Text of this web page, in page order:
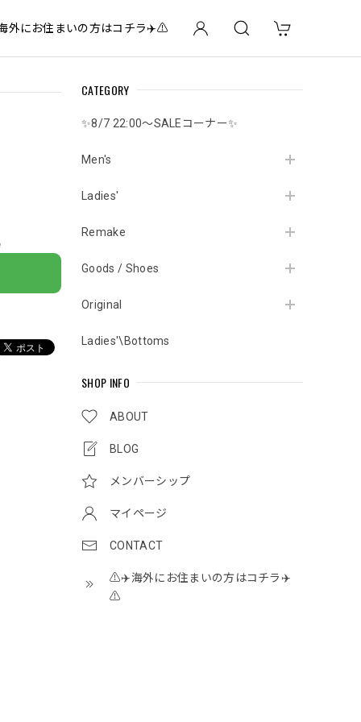
にお住まいの方はコチラ✈️⚠️
CATEGORY
✨8/7 22:00～SALEコーナー✨
Men's
Ladies'
Remake
Goods / Shoes
Original
Ladies'\Bottoms
SHOP INFO
ABOUT
BLOG
メンバーシップ
マイページ
CONTACT
⚠️✈️海外にお住まいの方はコチラ✈️
⚠️